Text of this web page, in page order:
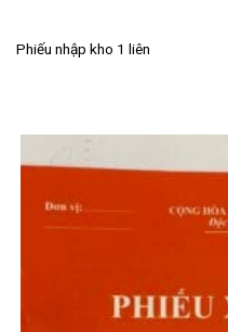
Phiếu nhập kho 1 liên